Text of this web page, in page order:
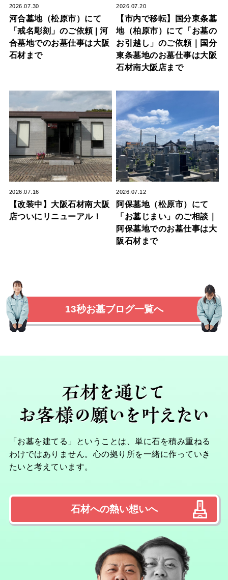
2026.07.30
河合墓地（松原市）にて
「戒名彫刻」のご依頼 | 河
合墓地でのお墓仕事は大阪
石材まで
2026.07.20
【市内で移転】国分東条墓
地（柏原市）にて「お墓の
お引越し」のご依頼｜国分
東条墓地のお墓仕事は大阪
石材南大阪店まで
2026.07.16
【改装中】大阪石材南大阪
店ついにリニューアル！
2026.07.12
阿保墓地（松原市）にて
「お墓じまい」のご相談｜
阿保墓地でのお墓仕事は大
阪石材まで
13秒お墓ブログ一覧へ
「お墓を建てる」ということは、単に石を積み重ねる
わけではありません。心の拠り所を一緒に作っていき
たいと考えています。
石材への熱い想いへ